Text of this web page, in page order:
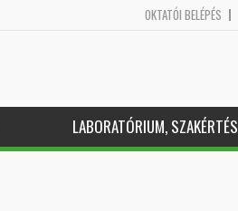
OKTATÓI BELÉPÉS
LABORATÓRIUM, SZAKÉRTÉS